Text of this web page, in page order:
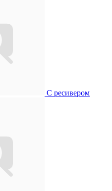
С ресивером